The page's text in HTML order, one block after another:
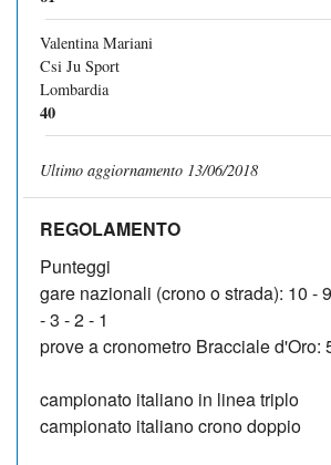
Valentina Mariani
Csi Ju Sport
Lombardia
40
Ultimo aggiornamento 13/06/2018
REGOLAMENTO
Punteggi
gare nazionali (crono o strada): 10 -
- 3 - 2 - 1
prove a cronometro Bracciale d'Oro:
campionato italiano in linea triplo
campionato italiano crono doppio